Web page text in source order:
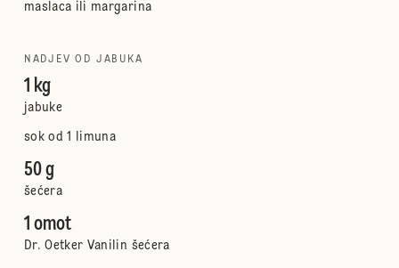
maslaca ili margarina
NADJEV OD JABUKA
1 kg
jabuke
sok od 1 limuna
50 g
šećera
1 omot
Dr. Oetker Vanilin šećera